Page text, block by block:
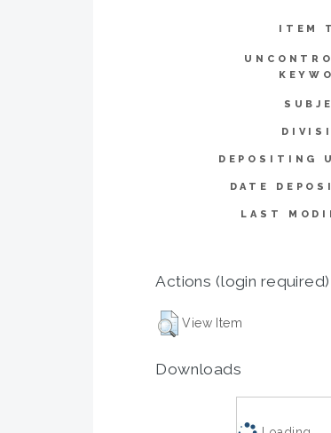
ITEM
DEPOSITING
DATE
LAST
Actions (login required)
View Item
Downloads